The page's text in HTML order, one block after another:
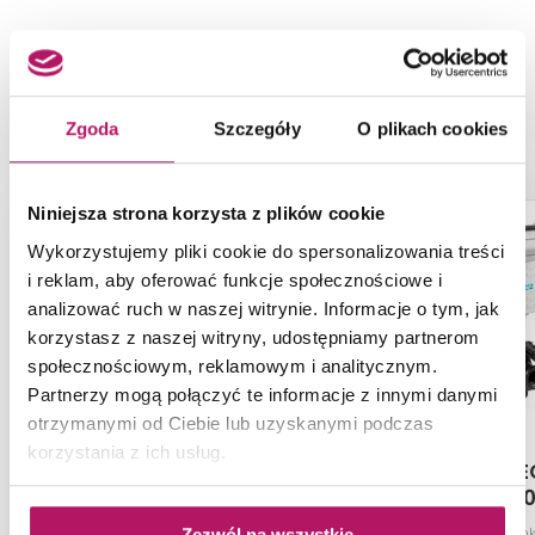
Zgoda Szczegóły O plikach cookies
Niniejsza strona korzysta z plików cookie
Wykorzystujemy pliki cookie do spersonalizowania treści
i reklam, aby oferować funkcje społecznościowe i
analizować ruch w naszej witrynie. Informacje o tym, jak
korzystasz z naszej witryny, udostępniamy partnerom
społecznościowym, reklamowym i analitycznym.
Partnerzy mogą połączyć te informacje z innymi danymi
otrzymanymi od Ciebie lub uzyskanymi podczas
korzystania z ich usług.
PRODUKTY Z KOLEKCJI
NASZE PROPOZYCJE ZAMIAST
PRODUKTU ROCA DUPLO
A890090020
Koło Technic GT
Roca PACK